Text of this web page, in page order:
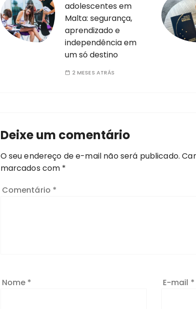
adolescentes em
Malta: segurança,
aprendizado e
independência em
um só destino
2 MESES ATRÁS
Deixe um comentário
O seu endereço de e-mail não será publicado.
marcados com *
Comentário *
Nome * E-mail *